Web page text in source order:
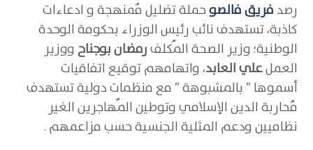
رصد فريق فالصوحملة تضليل مٌمنهجة و ادعاءات
كاذبة، تستهدف نائب رئيس الوزراء بحكومة الوحدة
الوطنية؛ وزير الصحة المٌكلفرمضان بوجناح ووزير
العملعلي العابد، واتهامهم توقيع اتفاقيات
أسموها ” بالمشبوهة ” مع منظمات دولية تستهدف
مٌحاربة الدين الإسلامي وتوطين المٌهاجرين الغير
نظاميين ودعم المثلية الجنسية حسب مزاعمهم .